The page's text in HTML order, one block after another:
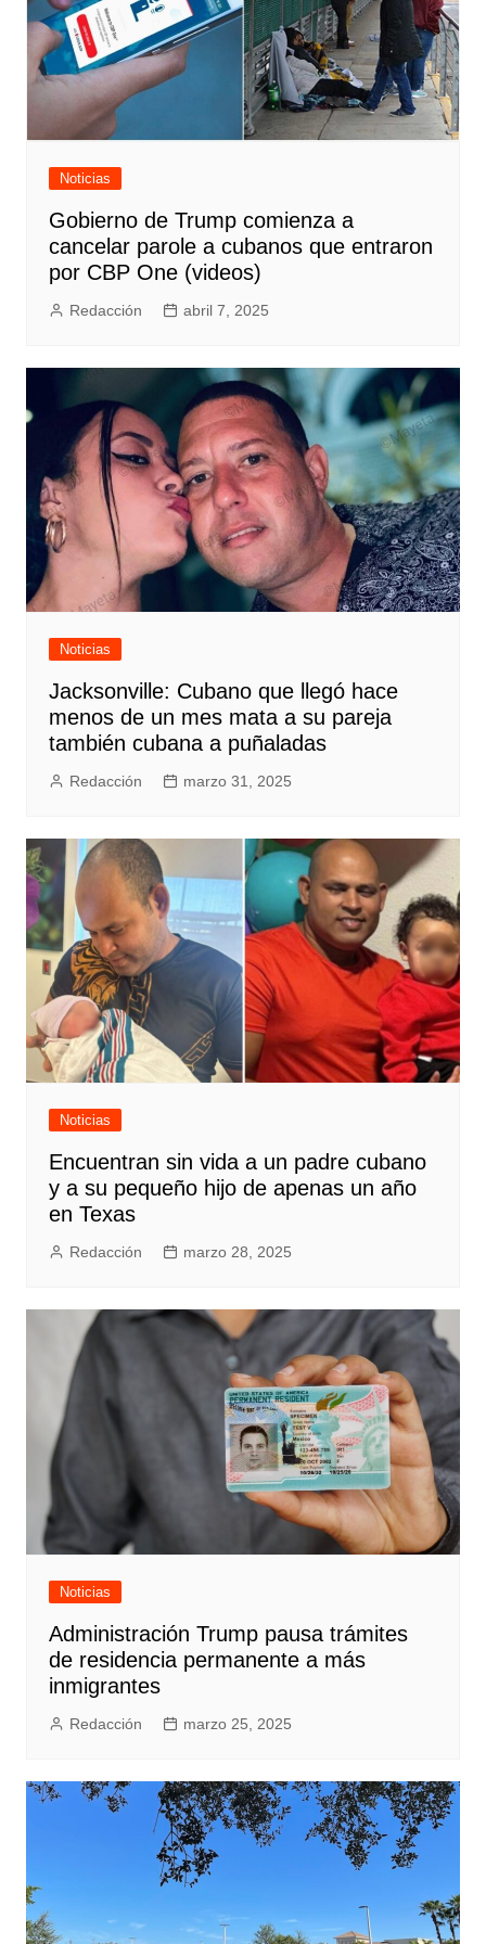
Noticias
Gobierno de Trump comienza a
cancelar parole a cubanos que entraron
por CBP One (videos)
Redacción abril 7, 2025
Noticias
Jacksonville: Cubano que llegó hace
menos de un mes mata a su pareja
también cubana a puñaladas
Redacción marzo 31, 2025
Noticias
Encuentran sin vida a un padre cubano
y a su pequeño hijo de apenas un año
en Texas
Redacción marzo 28, 2025
Noticias
Administración Trump pausa trámites
de residencia permanente a más
inmigrantes
Redacción marzo 25, 2025